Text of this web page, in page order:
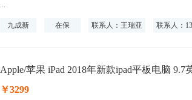
...
九成新 在保 联系人：王瑞亚 联系人：
Apple/苹果 iPad 2018年新款ipad平板电脑 9.7
￥3299